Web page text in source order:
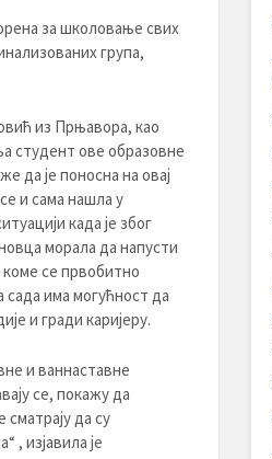
за школовање свих
група,
из Прњавора, као
студент ове образовне
да је поносна на овај
и сама нашла у
када је због
морала да напусти
се првобитно
сада има могућност да
и гради каријеру.
и ваннаставне
се, покажу да
да су
, изјавила је